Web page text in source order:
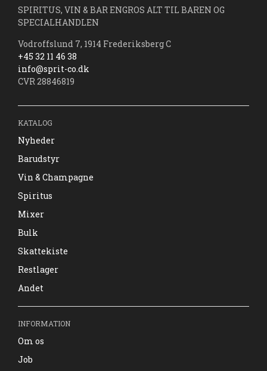
SPIRITUS, VIN & BAR ENGROS ALT TIL BAREN OG
SPECIALHANDLEN
Vodroffslund 7, 1914 Frederiksberg C
+45 32 11 46 38
info@sprit-co.dk
CVR 28846819
KATALOG
Nyheder
Barudstyr
Vin & Champagne
Spiritus
Mixer
Bulk
Skattekiste
Restlager
Andet
INFORMATION
Om os
Job